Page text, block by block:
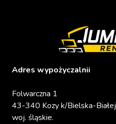
Adres wypożyczalnii
Folwarczna 1
43-340 Kozy k/Bielska-Białej
woj. śląskie.